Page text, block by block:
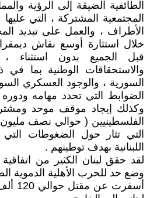
الطائفية الضيقة إلى الرؤية
المجتمعية المشتركة ، التي
الأطراف ، والعمل على تبديد
خلال استثارة أوسع نقاش
قبل الجميع بدون استثناء
والاستحقاقات الوطنية بما في
السورية ، والوجود العسكري
الضوابط التي تحدد مهامه
وكذلك إيجاد موقف موحد
الفلسطينيين ( حوالي نصف
التي تثار حول الضغوطات
اللبنانية بهدف توطينهم .
لقد حقق لبنان الكثير من
وضع حد للحرب الأهلية الدموية